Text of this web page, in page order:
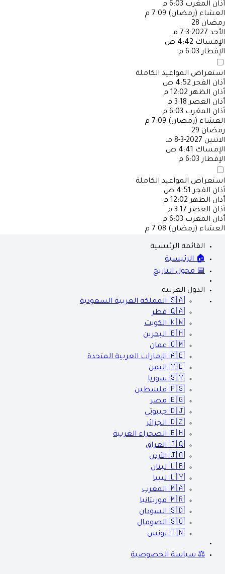
أذان المغرب 6:03 م
العشاء (رمضان) 7:09 م
رمضان 28
الأحد 2027-3-7 مـ
الإمساك 4:42 ص
الإفطار 6:03 م
استعراض المواعيد الكاملة
أذان الفجر 4:52 ص
أذان الظهر 12:02 م
أذان العصر 3:18 م
أذان المغرب 6:03 م
العشاء (رمضان) 7:09 م
رمضان 29
الاثنين 2027-3-8 مـ
الإمساك 4:41 ص
الإفطار 6:03 م
استعراض المواعيد الكاملة
أذان الفجر 4:51 ص
أذان الظهر 12:02 م
أذان العصر 3:17 م
أذان المغرب 6:03 م
العشاء (رمضان) 7:08 م
القائمة الرئيسية
🏠 الرئيسية
📅 محول التاريخ
الدول العربية
🇸🇦 المملكة العربية السعودية
🇶🇦 قطر
🇰🇼 الكويت
🇧🇭 البحرين
🇴🇲 عمان
🇦🇪 الإمارات العربية المتحدة
🇾🇪 اليمن
🇸🇾 سوريا
🇵🇸 فلسطين
🇪🇬 مصر
🇩🇯 جيبوتي
🇩🇿 الجزائر
🇪🇭 الصحراء الغربية
🇮🇶 العراق
🇯🇴 الأردن
🇱🇧 لبنان
🇱🇾 ليبيا
🇲🇦 المغرب
🇲🇷 موريتانيا
🇸🇩 السودان
🇸🇴 الصومال
🇹🇳 تونس
⚖️ سياسة الخصوصية